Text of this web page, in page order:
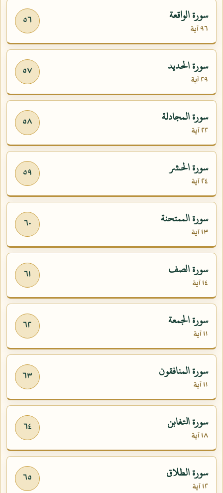
٥٦ سورة الواقعة
٩٦ آية
٥٧ سورة الحديد
٢٩ آية
٥٨ سورة المجادلة
٢٢ آية
٥٩ سورة الحشر
٢٤ آية
٦٠ سورة الممتحنة
١٣ آية
٦١ سورة الصف
١٤ آية
٦٢ سورة الجمعة
١١ آية
٦٣ سورة المنافقون
١١ آية
٦٤ سورة التغابن
١٨ آية
٦٥ سورة الطلاق
١٢ آية